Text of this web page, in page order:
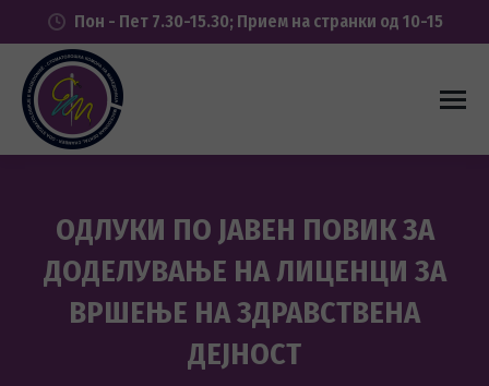
Пон - Пет 7.30-15.30; Прием на странки од 10-15
ОДЛУКИ ПО ЈАВЕН ПОВИК ЗА
ДОДЕЛУВАЊЕ НА ЛИЦЕНЦИ ЗА
ВРШЕЊЕ НА ЗДРАВСТВЕНА
ДЕЈНОСТ